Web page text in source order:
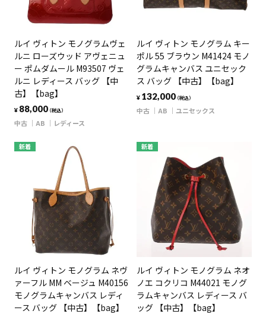
ルイ ヴィトン モノグラムヴェ
ルニ ローズウッド アヴェニュ
ー ポムダムール M93507 ヴェ
ルニ レディース バッグ 【中
古】【bag】
¥ 88,000（税込）
中古 AB レディース
ルイ ヴィトン モノグラム キー
ポル 55 ブラウン M41424 モノ
グラムキャンバス ユニセック
ス バッグ 【中古】【bag】
¥ 132,000（税込）
中古 AB ユニセックス
新着
ルイ ヴィトン モノグラム ネヴ
ァーフル MM ベージュ M40156
モノグラムキャンバス レディ
ース バッグ 【中古】【bag】
新着
ルイ ヴィトン モノグラム ネオ
ノエ コクリコ M44021 モノグ
ラムキャンバス レディース バ
ッグ 【中古】【bag】